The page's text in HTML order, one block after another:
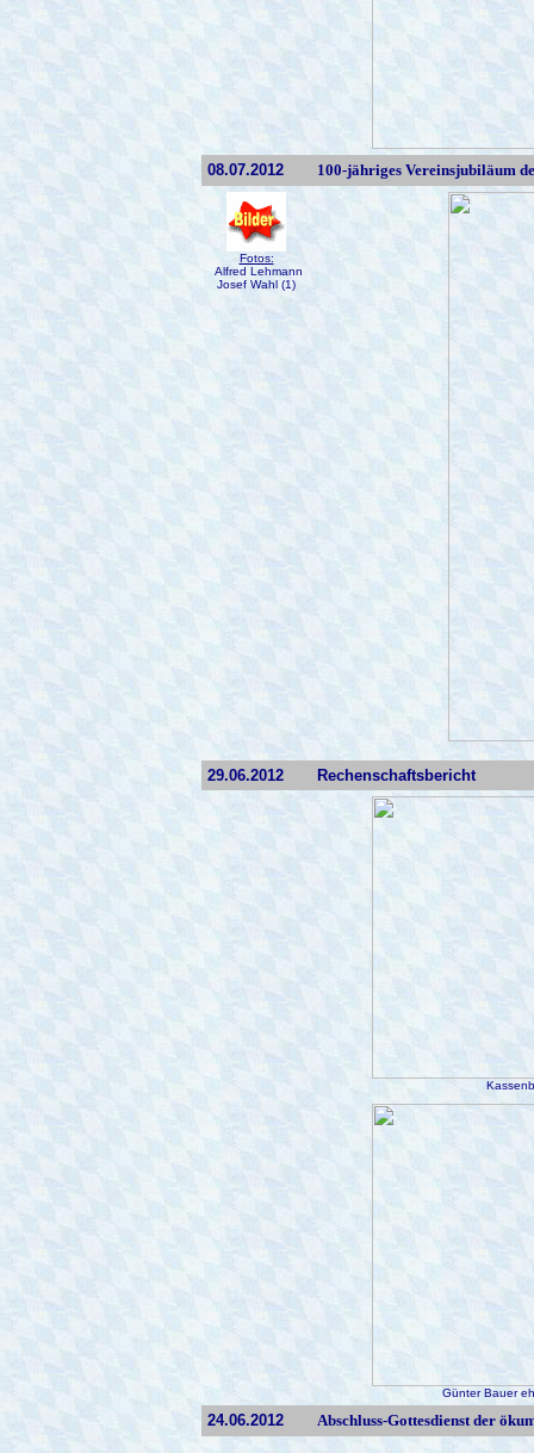
08.07.2012 100-jähriges Vereinsjubiläum
Fotos:
Alfred Lehmann
Josef Wahl (1)
29.06.2012 Rechenschaftsbericht
Günter Bauer
24.06.2012 Abschluss-Gottesdienst der